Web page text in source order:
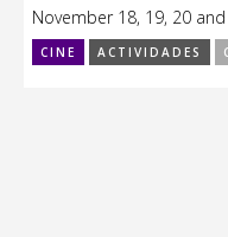
November 18, 19, 20
CINE ACTIVIDADES